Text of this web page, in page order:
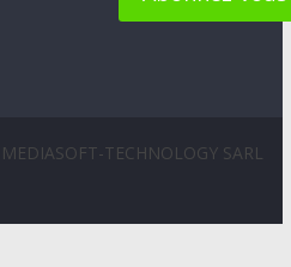
TECHNOLOGY SARL